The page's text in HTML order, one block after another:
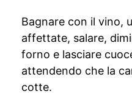
Bagnare con il vino,
affettate, salare,
forno e lasciare
attendendo che la
cotte.